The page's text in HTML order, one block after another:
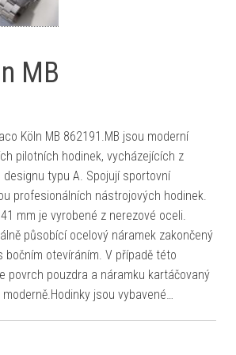
MB
Köln MB 862191.MB jsou moderní
pilotních hodinek, vycházejících z
typu A. Spojují sportovní
profesionálních nástrojových hodinek.
mm je vyrobené z nerezové oceli.
působící ocelový náramek zakončený
bočním otevíráním. V případě této
povrch pouzdra a náramku kartáčovaný
jsou vybavené…